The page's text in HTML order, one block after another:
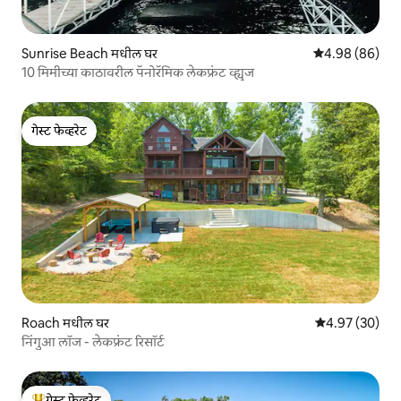
Sunrise Beach मधील घर 5 पैकी 4.98
4.98 (86)
10 मिमीच्या काठावरील पॅनोरॅमिक लेकफ्रंट व्ह्यूज
गेस्ट फेव्हरेट
गेस्ट फेव्हरेट
Roach मधील घर 5 पैकी 4.97
4.97 (30)
निंगुआ लॉज - लेकफ्रंट रिसॉर्ट